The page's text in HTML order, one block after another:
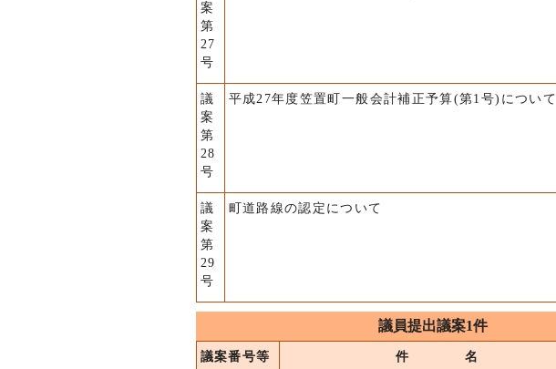
案
第
27
号
議
案
第
28
号
平成27年度笠置町一般会計補正予算(第1号)について
議
案
第
29
号
町道路線の認定について
議員提出議案1件
議案番号等 件 名